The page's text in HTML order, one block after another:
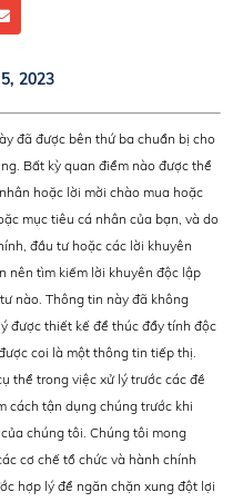
2023
đã được bên thứ ba chuẩn bị cho
Bất kỳ quan điểm nào được thể
hoặc lời mời chào mua hoặc
mục tiêu cá nhân của bạn, và do
đầu tư hoặc các lời khuyên
nên tìm kiếm lời khuyên độc lập
nào. Thông tin này đã không
được thiết kế để thúc đẩy tính độc
coi là một thông tin tiếp thị.
thể trong việc xử lý trước các đề
cách tận dụng chúng trước khi
chúng tôi. Chúng tôi mong
cơ chế tổ chức và hành chính
hợp lý để ngăn chặn xung đột lợi